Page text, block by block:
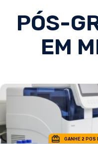
PÓS-
EM
GANHE 2 POS